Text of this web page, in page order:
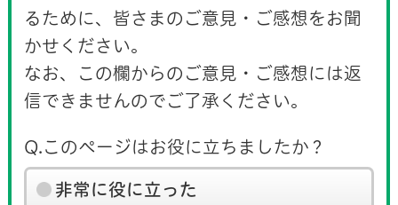
るために、皆さまのご意見・ご感想をお聞
かせください。
なお、この欄からのご意見・ご感想には返
信できませんのでご了承ください。
Q.このページはお役に立ちましたか？
非常に役に立った